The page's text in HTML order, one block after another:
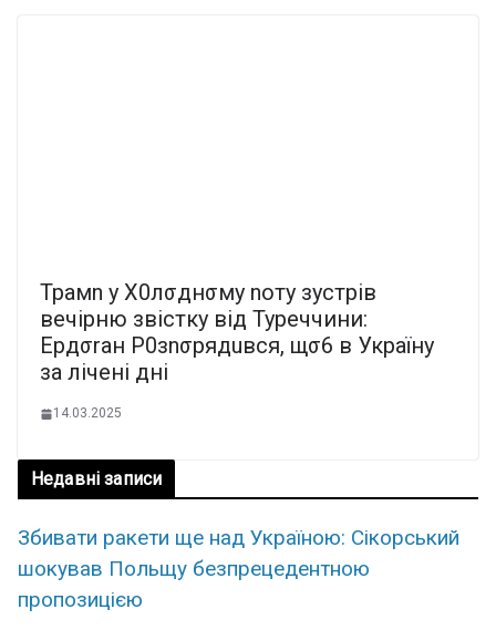
Трамn у X0лσднσмy noтy зycтpiв
вечірню звістку вiд Туреччини:
Epдσraн P0зnσpядuвcя, щσ6 в Укpaїнy
зa лiчeнi днi
14.03.2025
Недавні записи
Збивати ракети ще над Україною: Сікорський
шокував Польщу безпрецедентною
пропозицією